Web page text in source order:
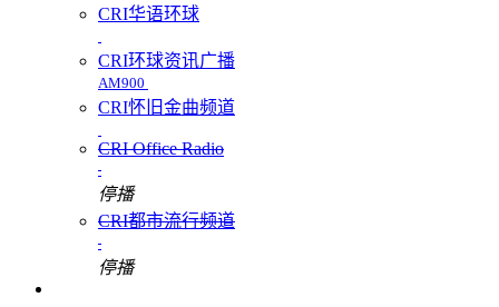
CRI华语环球
CRI环球资讯广播
AM900
CRI怀旧金曲频道
CRI Office Radio
停播
CRI都市流行频道
停播